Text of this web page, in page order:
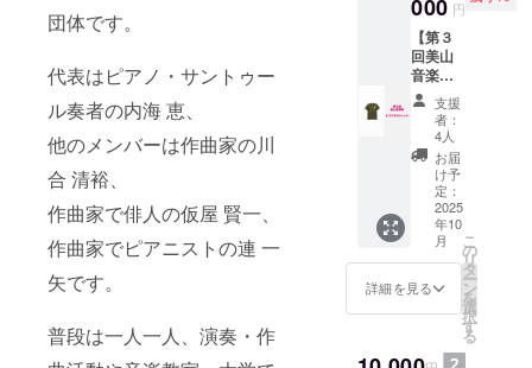
団体です。
代表はピアノ・サントゥー
ル奏者の内海 恵、
他のメンバーは作曲家の川
合 清裕、
作曲家で俳人の仮屋 賢一、
作曲家でピアニストの連 一
矢です。
普段は一人一人、演奏・作
上記の目標
達成を図り
つつ、
音楽・芸術
文化活動を
人、地域と
つながって
いくことも
重要な活動
す。
美山音
楽祭オ
リジナ
ルクリ
アファ
イルで
す。感
謝の気
持ちを
込めて
お送り
いたし
ます。
・プロ
ジェク
気持ち
000 円
【第３
回美山
音楽祭
オリジ
ナルT
シャ
ツ】 ・
第３回
美山音
楽祭オ
リジナ
ルTシャ
ツで
す。感
謝の気
持ちを
お送り
支援
者：
4人
お届
け予
定：
2025
年10
月
詳細を見る
こ
の
リ
タ
ー
ン
を
選
択
す
る